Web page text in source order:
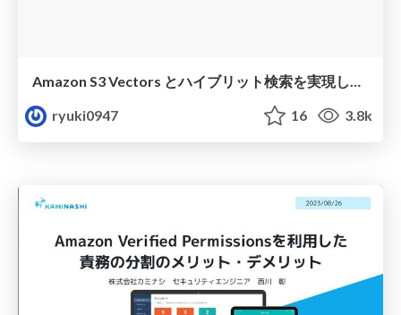
Amazon S3 Vectors とハイブリット検索を実現してみる
ryuki0947
16 3.8k